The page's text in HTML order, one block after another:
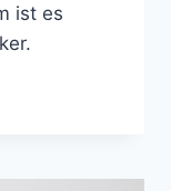
ist es